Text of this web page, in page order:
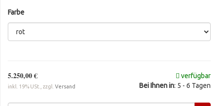
Farbe
5.250,00 €
inkl. 19% USt., zzgl. Versand
verfügbar
Bei Ihnen in: 5 - 6 Tagen